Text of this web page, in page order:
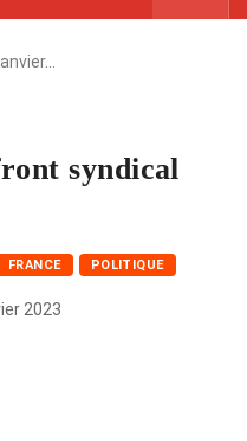
syndical
FRANCE POLITIQUE
2023